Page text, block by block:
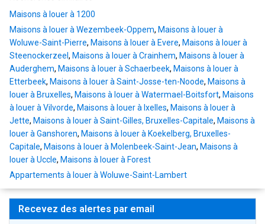
Maisons à louer à 1200
Maisons à louer à Wezembeek-Oppem, Maisons à louer à
Woluwe-Saint-Pierre, Maisons à louer à Evere, Maisons à louer à
Steenockerzeel , Maisons à louer à Crainhem, Maisons à louer à
Auderghem, Maisons à louer à Schaerbeek, Maisons à louer à
Etterbeek, Maisons à louer à Saint-Josse-ten-Noode, Maisons à
louer à Bruxelles, Maisons à louer à Watermael-Boitsfort, Maisons
à louer à Vilvorde, Maisons à louer à Ixelles, Maisons à louer à
Jette, Maisons à louer à Saint-Gilles, Bruxelles-Capitale, Maisons à
louer à Ganshoren, Maisons à louer à Koekelberg, Bruxelles-
Capitale, Maisons à louer à Molenbeek-Saint-Jean, Maisons à
louer à Uccle, Maisons à louer à Forest
Appartements à louer à Woluwe-Saint-Lambert
Recevez des alertes par email